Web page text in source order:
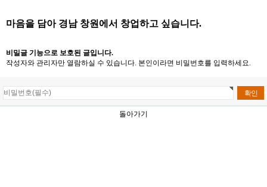
마음을 담아 경남 창원에서 창업하고 싶습니다.
비밀글 기능으로 보호된 글입니다.
작성자와 관리자만 열람하실 수 있습니다. 본인이라면 비밀번호를 입력하세요.
돌아가기